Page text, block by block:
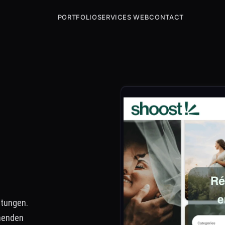
PORTFOLIOSERVICES WEBCONTACT